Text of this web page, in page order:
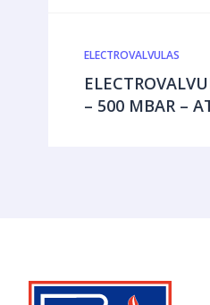
ELECTROVALVULAS
– 500 MBAR –